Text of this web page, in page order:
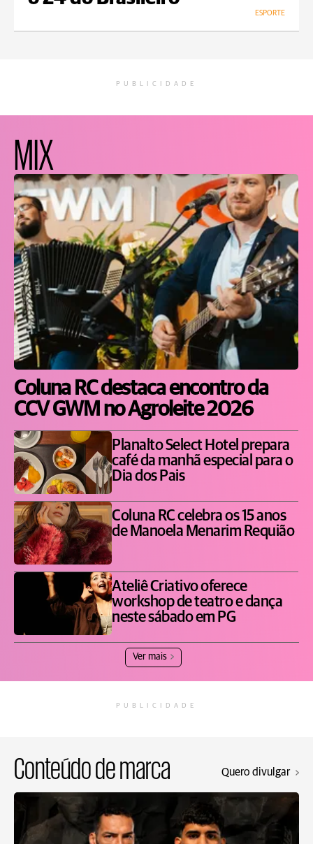
ESPORTE
PUBLICIDADE
MIX
Coluna RC destaca encontro da
CCV GWM no Agroleite 2026
Planalto Select Hotel prepara
café da manhã especial para o
Dia dos Pais
Coluna RC celebra os 15 anos
de Manoela Menarim Requião
Ateliê Criativo oferece
workshop de teatro e dança
neste sábado em PG
Ver mais
PUBLICIDADE
Conteúdo de marca Quero divulgar